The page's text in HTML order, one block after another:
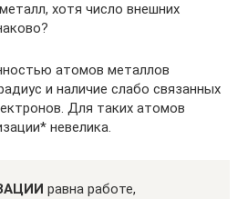
хотя число внешних
атомов металлов
и наличие слабо связанных
Для таких атомов
невелика.
равна работе,